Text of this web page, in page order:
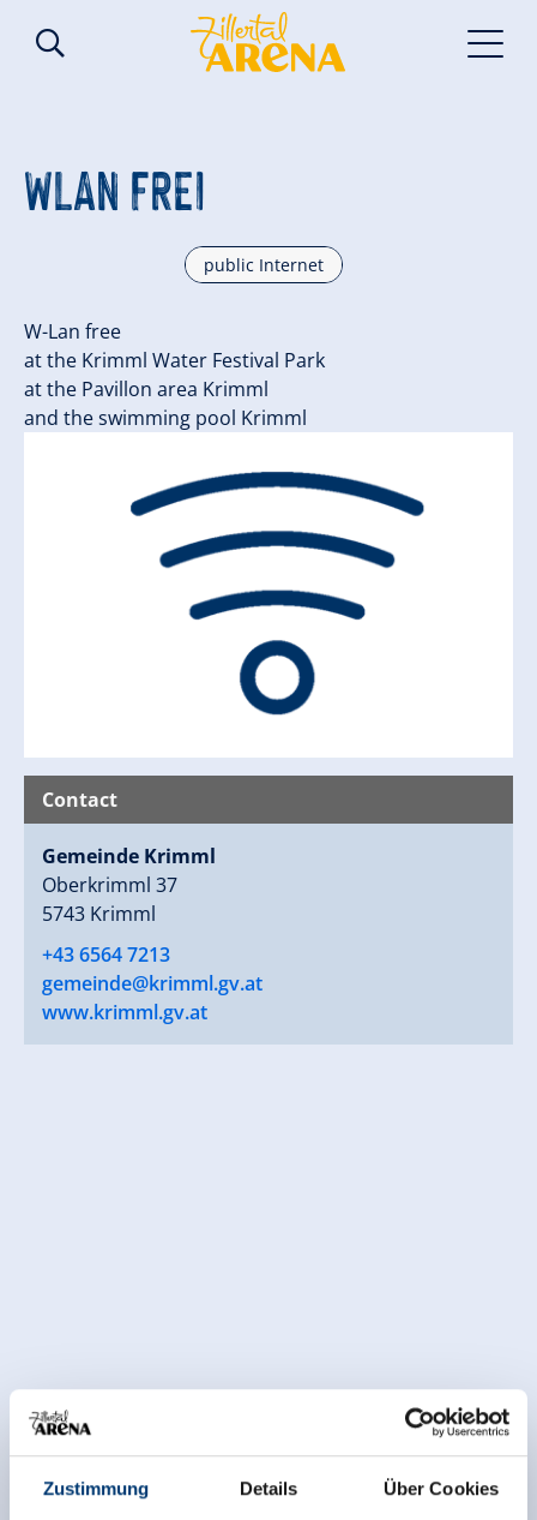
Zustimmung Details Über Cookies
WLAN FREI
public Internet
W-Lan free
at the Krimml Water Festival Park
at the Pavillon area Krimml
and the swimming pool Krimml
Contact
Gemeinde Krimml
Oberkrimml 37
5743 Krimml
+43 6564 7213
gemeinde@krimml.gv.at
www.krimml.gv.at